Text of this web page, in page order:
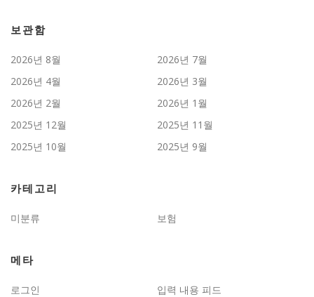
보관함
2026년 8월
2026년 7월
2026년 4월
2026년 3월
2026년 2월
2026년 1월
2025년 12월
2025년 11월
2025년 10월
2025년 9월
카테고리
미분류 보험
메타
로그인 입력 내용 피드